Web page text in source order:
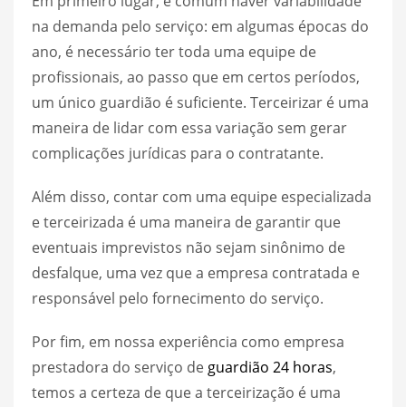
na demanda pelo serviço: em algumas épocas do
ano, é necessário ter toda uma equipe de
profissionais, ao passo que em certos períodos,
um único guardião é suficiente. Terceirizar é uma
maneira de lidar com essa variação sem gerar
complicações jurídicas para o contratante.
Além disso, contar com uma equipe especializada
e terceirizada é uma maneira de garantir que
eventuais imprevistos não sejam sinônimo de
desfalque, uma vez que a empresa contratada e
responsável pelo fornecimento do serviço.
Por fim, em nossa experiência como empresa
prestadora do serviço de guardião 24 horas,
temos a certeza de que a terceirização é uma